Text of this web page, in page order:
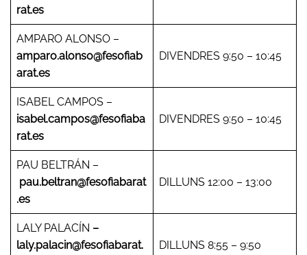
rat.es
AMPARO ALONSO –
amparo.alonso@fesofiab
arat.es
DIVENDRES 9:50 – 10:45
ISABEL CAMPOS –
isabel.campos@fesofiaba
rat.es
DIVENDRES 9:50 – 10:45
PAU BELTRÁN –
pau.beltran@fesofiabarat
.es
DILLUNS 12:00 – 13:00
LALY PALACÍN –
laly.palacin@fesofiabarat.
DILLUNS 8:55 – 9:50